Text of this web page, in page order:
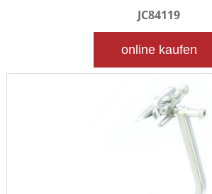
JC84119
online kaufen